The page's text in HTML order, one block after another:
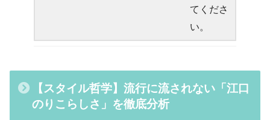
てくださ
い。
【スタイル哲学】流行に流されない「江口
のりこらしさ」を徹底分析